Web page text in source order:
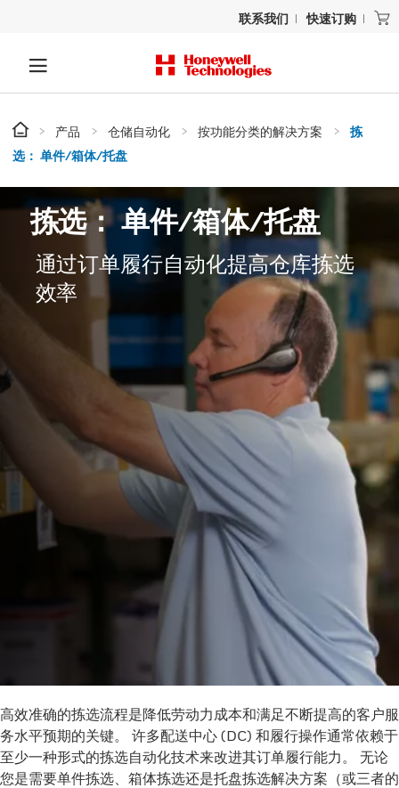
联系我们 快速订购
产品 仓储自动化 按功能分类的解决方案
拣
选： 单件/箱体/托盘
拣选： 单件/箱体/托盘
通过订单履行自动化提高仓库拣选
效率
高效准确的拣选流程是降低劳动力成本和满足不断提高的客户服
务水平预期的关键。 许多配送中心 (DC) 和履行操作通常依赖于
至少一种形式的拣选自动化技术来改进其订单履行能力。 无论
您是需要单件拣选、箱体拣选还是托盘拣选解决方案（或三者的